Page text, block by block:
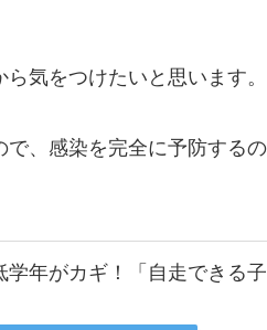
気をつけたいと思います。
、感染を完全に予防する
年がカギ！「自走できる